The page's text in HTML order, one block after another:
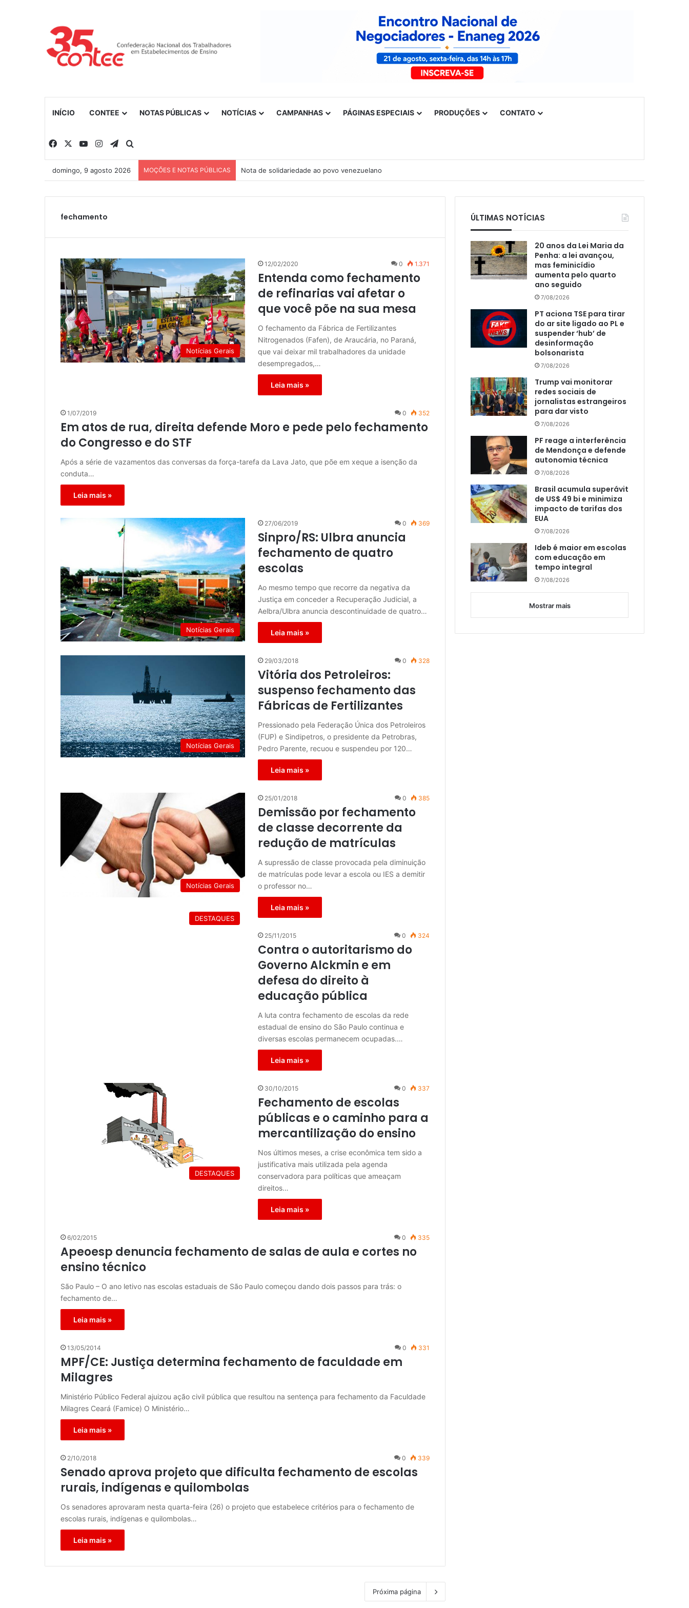
INÍCIO CONTEE NOTAS PÚBLICAS NOTÍCIAS CAMPANHAS PÁGINAS ESPECIAIS PRODUÇÕES CONTATO
Facebook YouTubeInstagramTelegram
domingo, 9 agosto 2026 MOÇÕES E NOTAS PÚBLICAS Nota de solidariedade ao povo venezuelano
fechamento
Notícias Gerais
12/02/2020 0 1.371
Entenda como fechamento
de refinarias vai afetar o
que você põe na sua mesa
O fechamento da Fábrica de Fertilizantes
Nitrogenados (Fafen), de Araucária, no Paraná,
que vai deixar mil trabalhadores da unidade
desempregados,…
Leia mais »
1/07/2019 0 352
Em atos de rua, direita defende Moro e pede pelo fechamento
do Congresso e do STF
Após a série de vazamentos das conversas da força-tarefa da Lava Jato, que põe em xeque a isenção da
conduta…
Leia mais »
Notícias Gerais
27/06/2019 0 369
Sinpro/RS: Ulbra anuncia
fechamento de quatro
escolas
Ao mesmo tempo que recorre da negativa da
Justiça em conceder a Recuperação Judicial, a
Aelbra/Ulbra anuncia descontinuidade de quatro…
Leia mais »
Notícias Gerais
29/03/2018 0 328
Vitória dos Petroleiros:
suspenso fechamento das
Fábricas de Fertilizantes
Pressionado pela Federação Única dos Petroleiros
(FUP) e Sindipetros, o presidente da Petrobras,
Pedro Parente, recuou e suspendeu por 120…
Leia mais »
Notícias Gerais
25/01/2018 0 385
Demissão por fechamento
de classe decorrente da
redução de matrículas
A supressão de classe provocada pela diminuição
de matrículas pode levar a escola ou IES a demitir
o professor no…
Leia mais »
DESTAQUES
25/11/2015 0 324
Contra o autoritarismo do
Governo Alckmin e em
defesa do direito à
educação pública
A luta contra fechamento de escolas da rede
estadual de ensino do São Paulo continua e
diversas escolas permanecem ocupadas.…
Leia mais »
DESTAQUES
30/10/2015 0 337
Fechamento de escolas
públicas e o caminho para a
mercantilização do ensino
Nos últimos meses, a crise econômica tem sido a
justificativa mais utilizada pela agenda
conservadora para políticas que ameaçam
direitos…
Leia mais »
6/02/2015 0 335
Apeoesp denuncia fechamento de salas de aula e cortes no
ensino técnico
São Paulo – O ano letivo nas escolas estaduais de São Paulo começou dando dois passos para trás: o
fechamento de…
Leia mais »
13/05/2014 0 331
MPF/CE: Justiça determina fechamento de faculdade em
Milagres
Ministério Público Federal ajuizou ação civil pública que resultou na sentença para fechamento da Faculdade
Milagres Ceará (Famice) O Ministério…
Leia mais »
2/10/2018 0 339
Senado aprova projeto que dificulta fechamento de escolas
rurais, indígenas e quilombolas
Os senadores aprovaram nesta quarta-feira (26) o projeto que estabelece critérios para o fechamento de
escolas rurais, indígenas e quilombolas…
Leia mais »
Próxima página
ÚLTIMAS NOTÍCIAS
20 anos da Lei Maria da
Penha: a lei avançou,
mas feminicídio
aumenta pelo quarto
ano seguido
7/08/2026
PT aciona TSE para tirar
do ar site ligado ao PL e
suspender ‘hub’ de
desinformação
bolsonarista
7/08/2026
Trump vai monitorar
redes sociais de
jornalistas estrangeiros
para dar visto
7/08/2026
PF reage a interferência
de Mendonça e defende
autonomia técnica
7/08/2026
Brasil acumula superávit
de US$ 49 bi e minimiza
impacto de tarifas dos
EUA
7/08/2026
Ideb é maior em escolas
com educação em
tempo integral
7/08/2026
Mostrar mais